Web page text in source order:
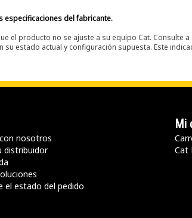
especificaciones del fabricante.
el producto no se ajuste a su equipo Cat. Consulte
su estado actual y configuración supuesta. Este
nosotros
distribuidor
el estado del pedido
Mi
Cat